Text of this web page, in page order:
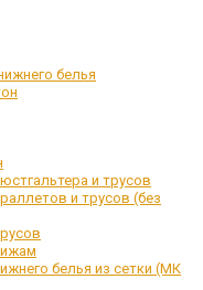
белья
и трусов
и трусов (без
белья из сетки (МК